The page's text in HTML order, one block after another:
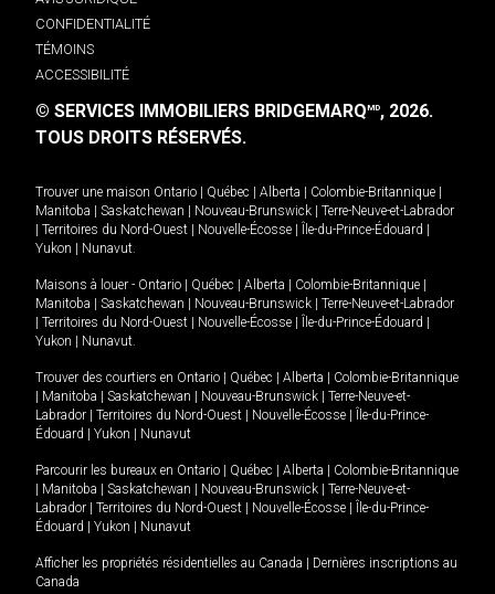
CONFIDENTIALITÉ
TÉMOINS
ACCESSIBILITÉ
© SERVICES IMMOBILIERS BRIDGEMARQMD, 2026.
TOUS DROITS RÉSERVÉS.
Trouver une maison Ontario Québec Alberta Colombie-Britannique
Manitoba
Saskatchewan Nouveau-Brunswick
Terre-Neuve-et-Labrador
Territoires du Nord-Ouest Nouvelle-Écosse Île-du-Prince-Édouard
Yukon
Nunavut.
Maisons à louer - Ontario Québec Alberta Colombie-Britannique
Manitoba
Saskatchewan Nouveau-Brunswick
Terre-Neuve-et-Labrador
Territoires du Nord-Ouest Nouvelle-Écosse Île-du-Prince-Édouard
Yukon
Nunavut.
Trouver des courtiers en Ontario Québec Alberta
Colombie-Britannique
Manitoba Saskatchewan Nouveau-Brunswick
Terre-Neuve-et-
Labrador
Territoires du Nord-Ouest Nouvelle-Écosse
Île-du-Prince-
Édouard
Yukon Nunavut
Parcourir les bureaux en Ontario Québec Alberta
Colombie-Britannique
Manitoba Saskatchewan Nouveau-Brunswick
Terre-Neuve-et-
Labrador
Territoires du Nord-Ouest Nouvelle-Écosse
Île-du-Prince-
Édouard
Yukon Nunavut
Afficher les propriétés résidentielles au Canada
Dernières inscriptions au
Canada